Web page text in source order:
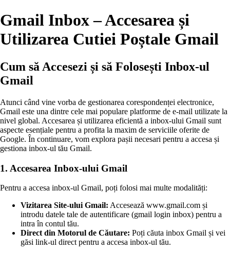
Gmail Inbox – Accesarea și
Utilizarea Cutiei Poștale Gmail
Cum să Accesezi și să Folosești Inbox-ul
Gmail
Atunci când vine vorba de gestionarea corespondenței electronice,
Gmail este una dintre cele mai populare platforme de e-mail utilizate la
nivel global. Accesarea și utilizarea eficientă a inbox-ului Gmail sunt
aspecte esențiale pentru a profita la maxim de serviciile oferite de
Google. În continuare, vom explora pașii necesari pentru a accesa și
gestiona inbox-ul tău Gmail.
1. Accesarea Inbox-ului Gmail
Pentru a accesa inbox-ul Gmail, poți folosi mai multe modalități:
Vizitarea Site-ului Gmail: Accesează www.gmail.com și
introdu datele tale de autentificare (gmail login inbox) pentru a
intra în contul tău.
Direct din Motorul de Căutare: Poți căuta inbox Gmail și vei
găsi link-ul direct pentru a accesa inbox-ul tău.